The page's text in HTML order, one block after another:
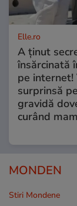
Elle.ro
A ținut
însărcinată
pe
surprinsă
gravidă
curând
MONDEN
Stiri Mondene